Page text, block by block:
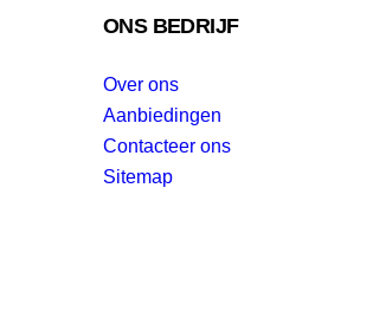
ONS BEDRIJF
Over ons
Aanbiedingen
Contacteer ons
Sitemap